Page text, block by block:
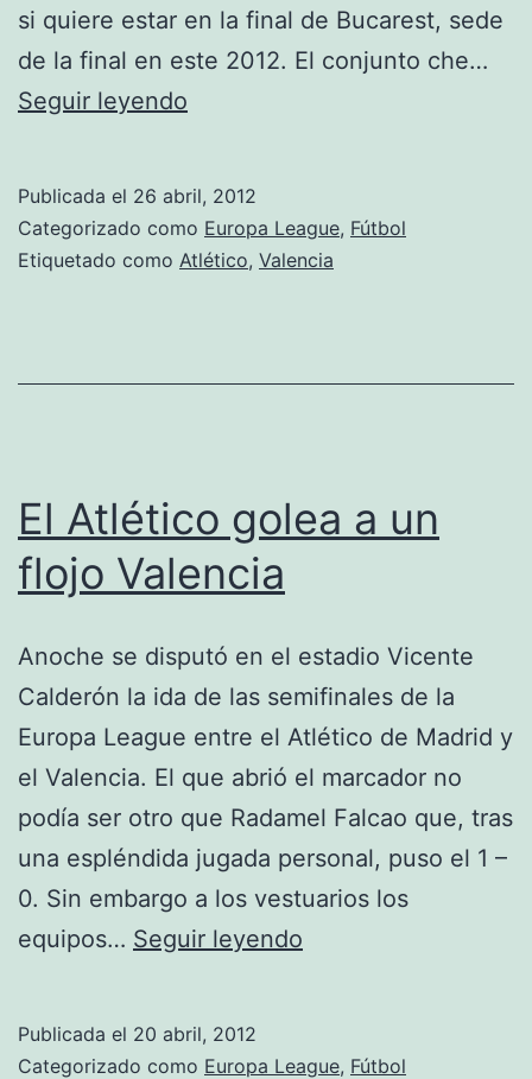
si quiere estar en la final de Bucarest, sede
de la final en este 2012. El conjunto che…
Seguir leyendo
Publicada el 26 abril, 2012
Categorizado como Europa League, Fútbol
Etiquetado como Atlético, Valencia
El Atlético golea a un
flojo Valencia
Anoche se disputó en el estadio Vicente
Calderón la ida de las semifinales de la
Europa League entre el Atlético de Madrid y
el Valencia. El que abrió el marcador no
podía ser otro que Radamel Falcao que, tras
una espléndida jugada personal, puso el 1 –
0. Sin embargo a los vestuarios los
equipos… Seguir leyendo
a
Publicada el 20 abril, 2012
Categorizado como Europa League, Fútbol